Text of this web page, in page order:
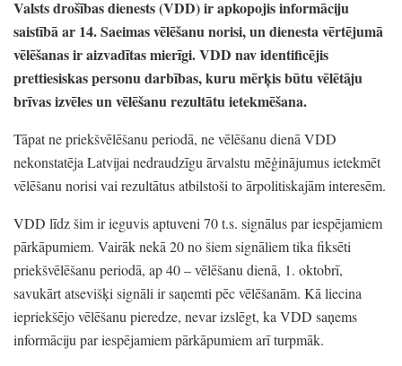
Valsts drošības dienests(VDD)ir apkopojis informāciju
saistībā ar 14.Saeimas vēlēšanu norisi,un dienesta vērtējumā
vēlēšanas ir aizvadītas mierīgi.VDD nav identificējis
prettiesiskas personu darbības,kuru mērķis būtu vēlētāju
brīvas izvēles un vēlēšanu rezultātu ietekmēšana.
Tāpat ne priekšvēlēšanu periodā, ne vēlēšanu dienā VDD
nekonstatēja Latvijai nedraudzīgu ārvalstu mēģinājumus ietekmēt
vēlēšanu norisi vai rezultātus atbilstoši to ārpolitiskajām interesēm.
VDD līdz šim ir ieguvis aptuveni 70 t.s. signālus par iespējamiem
pārkāpumiem. Vairāk nekā 20 no šiem signāliem tika fiksēti
priekšvēlēšanu periodā, ap 40– vēlēšanu dienā, 1. oktobrī,
savukārt atsevišķi signāli ir saņemti pēc vēlēšanām. Kā liecina
iepriekšējo vēlēšanu pieredze, nevar izslēgt, ka VDD saņems
informāciju par iespējamiem pārkāpumiem arī turpmāk.